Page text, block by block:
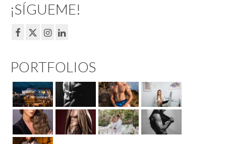
¡SÍGUEME!
PORTFOLIOS